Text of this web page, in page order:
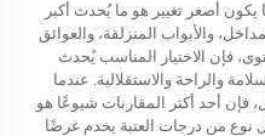
يكون أصغر تغيير هو ما يُحدث أكبر
والأبواب المنزلقة، والعوائق
فإن الاختيار المناسب يُحدث
والراحة والاستقلالية. عندما
فإن أحد أكثر المقارنات شيوعًا هو
نوع من درجات العتبة يخدم غرضًا